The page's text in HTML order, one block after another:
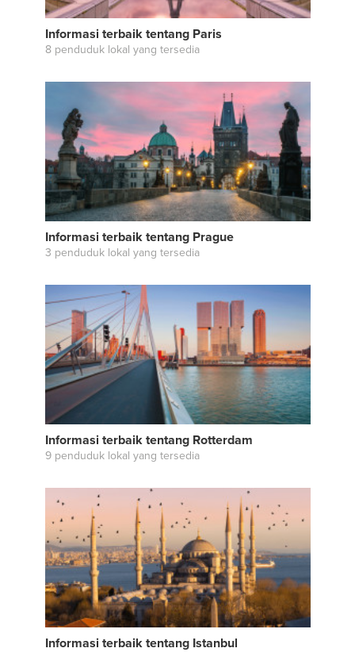
Informasi terbaik tentang Paris
8 penduduk lokal yang tersedia
Informasi terbaik tentang Prague
3 penduduk lokal yang tersedia
Informasi terbaik tentang Rotterdam
9 penduduk lokal yang tersedia
Informasi terbaik tentang Istanbul